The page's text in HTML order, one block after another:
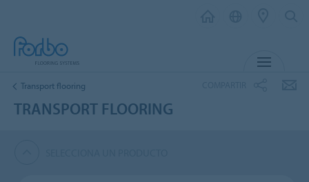
Transport flooring
TRANSPORT FLOORING